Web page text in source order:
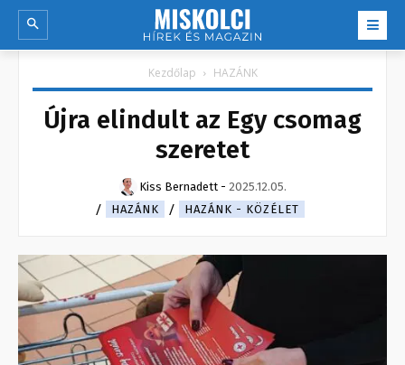
Kezdőlap HAZÁNK
Újra elindult az Egy csomag
szeretet
Kiss Bernadett - 2025.12.05.
HAZÁNK
HAZÁNK - KÖZÉLET